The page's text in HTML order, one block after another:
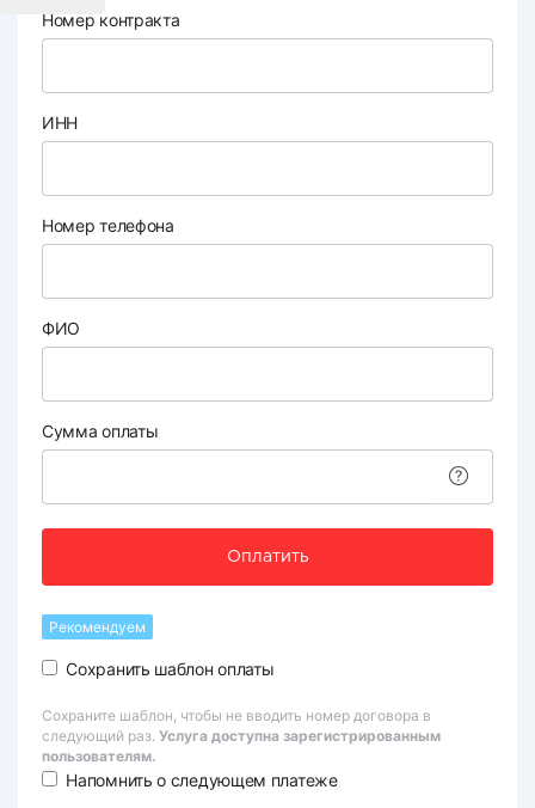
Номер контракта
ИНН
Номер телефона
ФИО
Сумма оплаты
Оплатить
Рекомендуем
Сохранить шаблон оплаты
Сохраните шаблон, чтобы не вводить номер договора в
следующий раз. Услуга доступна зарегистрированным
пользователям.
Напомнить о следующем платеже